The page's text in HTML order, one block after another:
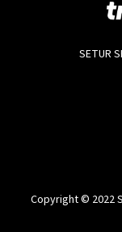
SETUR
Copyright © 2022